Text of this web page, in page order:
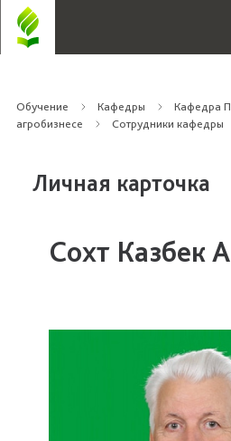
Обучение Кафедры
Кафедра
агробизнесе
Сотрудники кафедры
Личная карточка
Сохт Казбек